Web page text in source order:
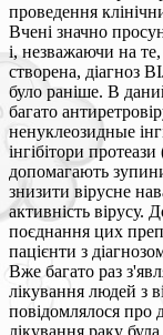
проведення
Вчені значно
і, незважаючи на
створена, діагноз
було раніше. В
багато
ненуклеозидные
інгібітори
допомагають
знизити вірусне
активність вірусу.
поєднання цих
пацієнти з
Вже багато раз
лікування людей з
повідомлялося про
лікування раку